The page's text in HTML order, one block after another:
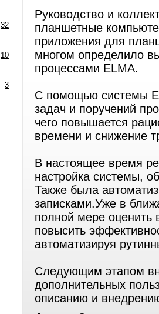
32
10
3
Руководство и
планшетные
приложения для
многом определило
процессами ELMA.
С помощью системы
задач и поручений
чего повышается
времени и снижение
В настоящее время
настройка системы,
Также была
записками.Уже в
полной мере оценить
повысить
автоматизируя
Следующим этапом
дополнительных
описанию и